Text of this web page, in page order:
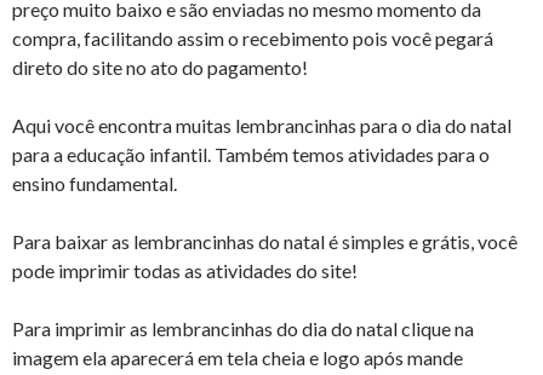
preço muito baixo e são enviadas no mesmo momento da
compra, facilitando assim o recebimento pois você pegará
direto do site no ato do pagamento!
Aqui você encontra muitas lembrancinhas para o dia do natal
para a educação infantil. Também temos atividades para o
ensino fundamental.
Para baixar as lembrancinhas do natal é simples e grátis, você
pode imprimir todas as atividades do site!
Para imprimir as lembrancinhas do dia do natal clique na
imagem ela aparecerá em tela cheia e logo após mande